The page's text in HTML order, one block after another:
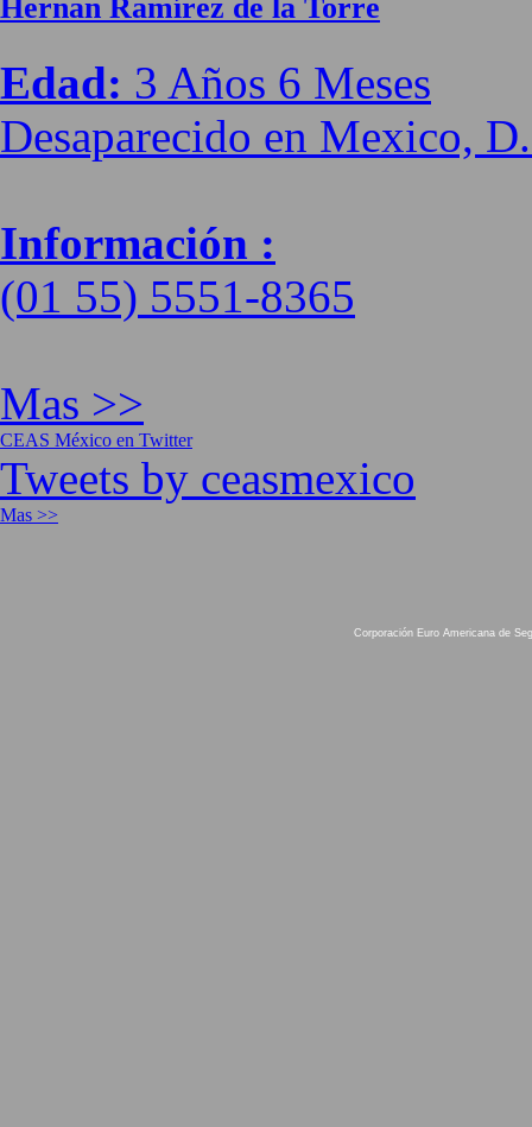
Hernan Ramírez de la Torre
Edad: 3 Años 6 Meses
Desaparecido en Mexico,
Información :
(01 55) 5551-8365
Mas >>
CEAS México en Twitter
Tweets by ceasmexico
Mas >>
Corporación Euro Americana de